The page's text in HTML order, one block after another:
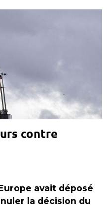
contre
avait déposé
la décision du